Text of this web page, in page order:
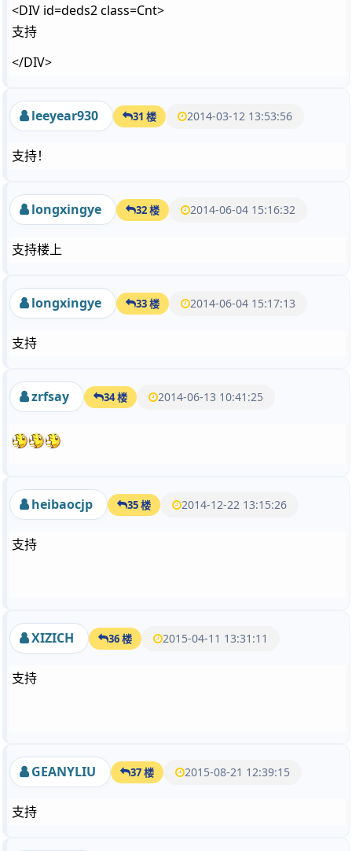
<DIV id=deds2 class=Cnt>
支持
</DIV>
leeyear930 31 楼 2014-03-12 13:53:56
支持！
longxingye 32 楼 2014-06-04 15:16:32
支持楼上
longxingye 33 楼 2014-06-04 15:17:13
支持
zrfsay 34 楼 2014-06-13 10:41:25
heibaocjp 35 楼 2014-12-22 13:15:26
支持
XIZICH 36 楼 2015-04-11 13:31:11
支持
GEANYLIU 37 楼 2015-08-21 12:39:15
支持